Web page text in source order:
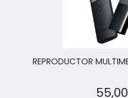
REPRODUCTOR